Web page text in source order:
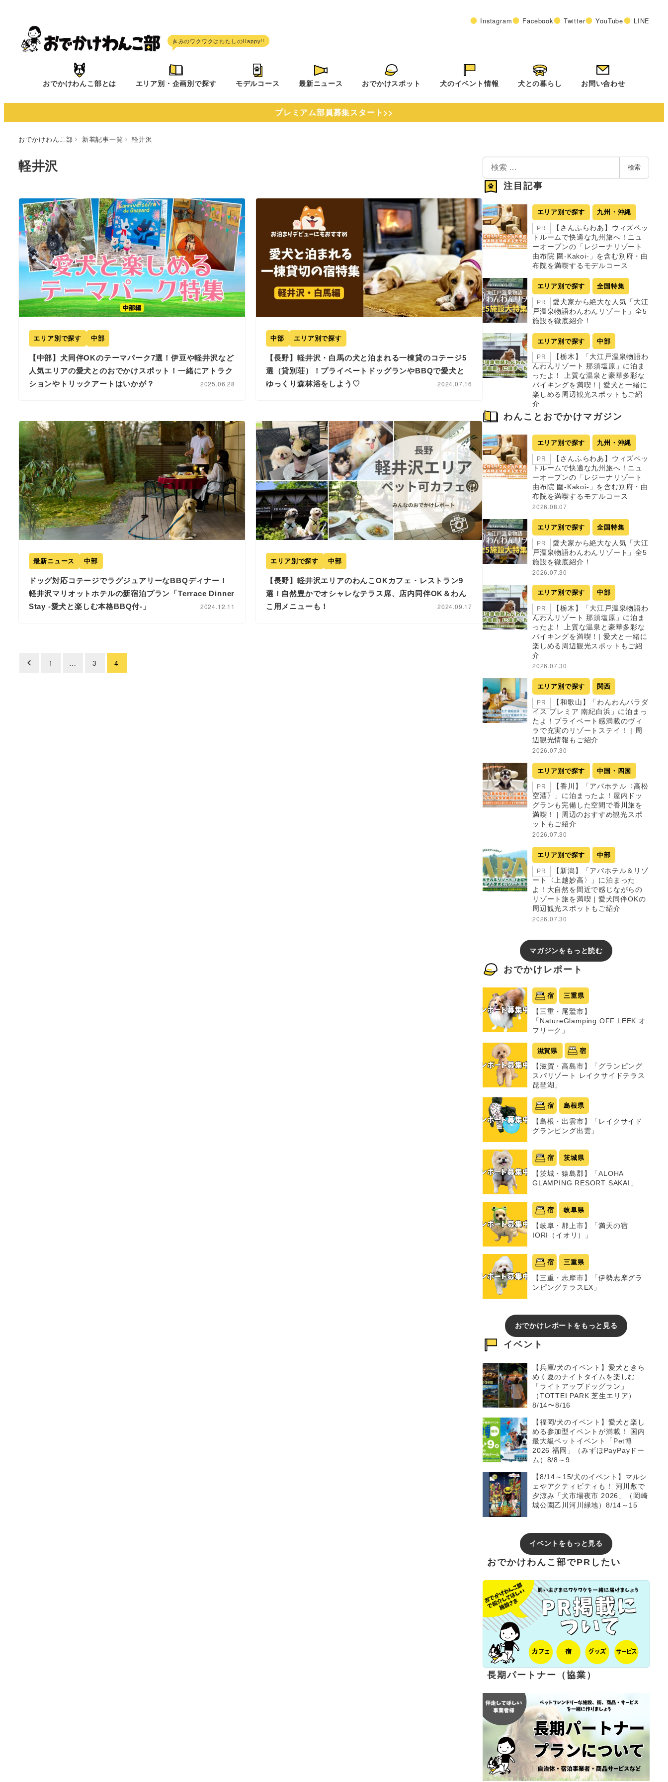
へ
Instagram Facebook Twitter YouTube LINE
おでかけわんこ部とは エリア別・企画別で探す モデルコース 最新ニュース おでかけスポット 犬のイベント情報 犬との暮らし お問い合わせ
プレミアム部員募集スタート>>
おでかけわんこ部 新着記事一覧 軽井沢
軽井沢
エリア別で探す 中部
【中部】犬同伴OKのテーマパーク7選！伊豆や軽井沢など
人気エリアの愛犬とのおでかけスポット！一緒にアトラク
ションやトリックアートはいかが？
2025.06.28
中部 エリア別で探す
【長野】軽井沢・白馬の犬と泊まれる一棟貸のコテージ5
選（貸別荘）！プライベートドッグランやBBQで愛犬と
ゆっくり森林浴をしよう♡
2024.07.16
最新ニュース 中部
ドッグ対応コテージでラグジュアリーなBBQディナー！
軽井沢マリオットホテルの新宿泊プラン「Terrace Dinner
Stay -愛犬と楽しむ本格BBQ付-」
2024.12.11
エリア別で探す 中部
【長野】軽井沢エリアのわんこOKカフェ・レストラン9
選！自然豊かでオシャレなテラス席、店内同伴OK＆わん
こ用メニューも！
2024.09.17
投
1 … 3 4
検
索
検索
注目記事
エリア別で探す 九州・沖縄
PR
【さんふらわあ】ウィズペッ
トルームで快適な九州旅へ！ニュ
ーオープンの「レジーナリゾート
由布院 圍-Kakoi-」を含む別府・由
布院を満喫するモデルコース
エリア別で探す 全国特集
PR
愛犬家から絶大な人気「大江
戸温泉物語わんわんリゾート」全5
施設を徹底紹介！
エリア別で探す 中部
PR
【栃木】「大江戸温泉物語わ
んわんリゾート 那須塩原」に泊ま
ったよ！ 上質な温泉と豪華多彩な
バイキングを満喫！| 愛犬と一緒に
楽しめる周辺観光スポットもご紹
介
わんことおでかけマガジン
エリア別で探す 九州・沖縄
PR
【さんふらわあ】ウィズペッ
トルームで快適な九州旅へ！ニュ
ーオープンの「レジーナリゾート
由布院 圍-Kakoi-」を含む別府・由
布院を満喫するモデルコース
2026.08.07
エリア別で探す 全国特集
PR
愛犬家から絶大な人気「大江
戸温泉物語わんわんリゾート」全5
施設を徹底紹介！
2026.07.30
エリア別で探す 中部
PR
【栃木】「大江戸温泉物語わ
んわんリゾート 那須塩原」に泊ま
ったよ！ 上質な温泉と豪華多彩な
バイキングを満喫！| 愛犬と一緒に
楽しめる周辺観光スポットもご紹
介
2026.07.30
エリア別で探す 関西
PR
【和歌山】「わんわんパラダ
イス プレミア 南紀白浜」に泊まっ
たよ！プライベート感満載のヴィ
ラで充実のリゾートステイ！ | 周
辺観光情報もご紹介
2026.07.30
エリア別で探す 中国・四国
PR
【香川】「アパホテル〈高松
空港〉」に泊まったよ！屋内ドッ
グランも完備した空間で香川旅を
満喫！ | 周辺のおすすめ観光スポ
ットもご紹介
2026.07.30
エリア別で探す 中部
PR
【新潟】「アパホテル＆リゾ
ート〈上越妙高〉」に泊まった
よ！大自然を間近で感じながらの
リゾート旅を満喫 | 愛犬同伴OKの
周辺観光スポットもご紹介
2026.07.30
マガジンをもっと読む
おでかけレポート
宿 三重県
【三重・尾鷲市】
「NatureGlamping OFF LEEK オ
フリーク」
滋賀県 宿
【滋賀・高島市】「グランピング
スパリゾート レイクサイドテラス
琵琶湖」
宿 島根県
【島根・出雲市】「レイクサイド
グランピング出雲」
宿 茨城県
【茨城・猿島郡】「ALOHA
GLAMPING RESORT SAKAI」
宿 岐阜県
【岐阜・郡上市】「満天の宿
IORI（イオリ）」
宿 三重県
【三重・志摩市】「伊勢志摩グラ
ンピングテラスEX」
おでかけレポートをもっと見る
イベント
【兵庫/犬のイベント】愛犬ときら
めく夏のナイトタイムを楽しむ
「ライトアップドッグラン」
（TOTTEI PARK 芝生エリア）
8/14〜8/16
【福岡/犬のイベント】愛犬と楽し
める参加型イベントが満載！ 国内
最大級ペットイベント「Pet博
2026 福岡」（みずほPayPayドー
ム）8/8～9
【8/14～15/犬のイベント】マルシ
ェやアクティビティも！ 河川敷で
夕涼み「犬市場夜市 2026」（岡崎
城公園乙川河川緑地）8/14～15
イベントをもっと見る
おでかけわんこ部でPRしたい
長期パートナー（協業）